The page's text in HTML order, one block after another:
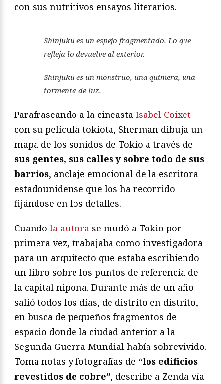
con sus nutritivos ensayos literarios.
Shinjuku es un espejo fragmentado. Lo que
refleja lo devuelve al exterior.
Shinjuku es un monstruo, una quimera, una
tormenta de luz.
Parafraseando a la cineasta Isabel Coixet
con su película tokiota, Sherman dibuja un
mapa de los sonidos de Tokio a través de
sus gentes, sus calles y sobre todo de sus
barrios, anclaje emocional de la escritora
estadounidense que los ha recorrido
fijándose en los detalles.
Cuando la autora se mudó a Tokio por
primera vez, trabajaba como investigadora
para un arquitecto que estaba escribiendo
un libro sobre los puntos de referencia de
la capital nipona. Durante más de un año
salió todos los días, de distrito en distrito,
en busca de pequeños fragmentos de
espacio donde la ciudad anterior a la
Segunda Guerra Mundial había sobrevivido.
Toma notas y fotografías de “los edificios
revestidos de cobre”, describe a Zenda vía